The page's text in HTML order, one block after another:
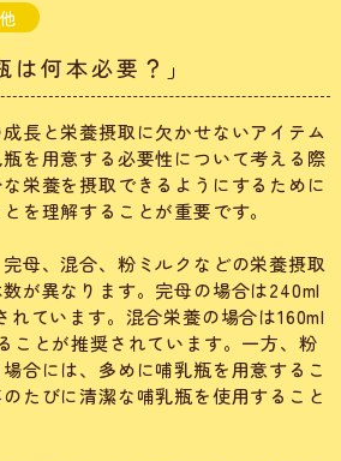
は何本必要？」
長と栄養摂取に欠かせないアイテム
を用意する必要性について考える際
栄養を摂取できるようにするために
を理解することが重要です。
母、混合、粉ミルクなどの栄養摂取
が異なります。完母の場合は240ml
れています。混合栄養の場合は160ml
ことが推奨されています。一方、粉
合には、多めに哺乳瓶を用意するこ
たびに清潔な哺乳瓶を使用すること